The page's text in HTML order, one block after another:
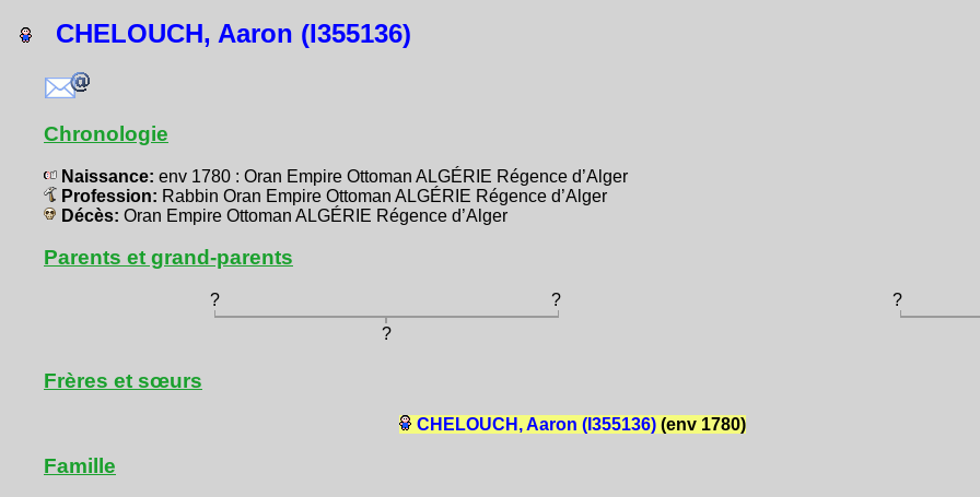
CHELOUCH, Aaron (I355136)
Chronologie
Naissance: env 1780 : Oran Empire Ottoman ALGÉRIE Régence d’Alger
Profession: Rabbin Oran Empire Ottoman ALGÉRIE Régence d’Alger
Décès: Oran Empire Ottoman ALGÉRIE Régence d’Alger
Parents et grand-parents
? ?
?
?
Frères et sœurs
CHELOUCH, Aaron (I355136) (env 1780)
Famille